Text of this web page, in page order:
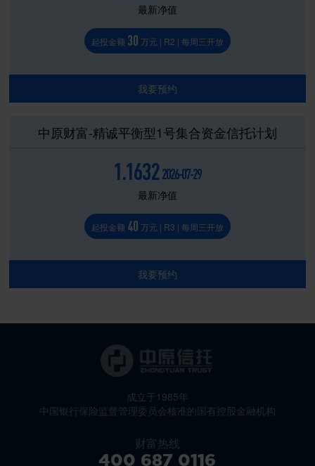
最新净值
起投金额 30 万元 | R2 | 每周三开放
我要预约
中原财富-精诚平衡型1号集合资金信托计划
1.16322026-07-29
最新净值
起投金额 40 万元 | R3 | 每周三开放
我要预约
成立于1985年
中国银行保险监督管理委员会核准的国有控股金融机构
财富热线
400 687 0116